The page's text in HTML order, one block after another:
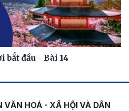
bắt đầu - Bài 14
VĂN HOÁ - XÃ HỘI VÀ DÂN